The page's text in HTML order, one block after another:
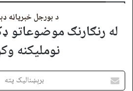
د بورجل خبرپاڼه
له رنګارنګ موضوعاتو
نوملیکنه
برېښنالیک
پته